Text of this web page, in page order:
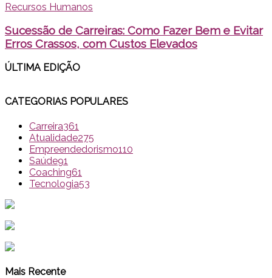
Recursos Humanos
Sucessão de Carreiras: Como Fazer Bem e Evitar
Erros Crassos, com Custos Elevados
ÚLTIMA EDIÇÃO
CATEGORIAS POPULARES
Carreira361
Atualidade275
Empreendedorismo110
Saúde91
Coaching61
Tecnologia53
Mais Recente